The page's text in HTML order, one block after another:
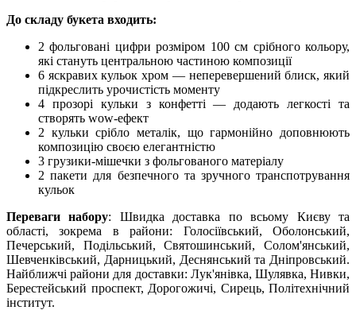
До складу букета входить:
2 фольговані цифри розміром 100 см срібного кольору,
які стануть центральною частиною композиції
6 яскравих кульок хром — неперевершений блиск, який
підкреслить урочистість моменту
4 прозорі кульки з конфетті — додають легкості та
створять wow-ефект
2 кульки срібло металік, що гармонійно доповнюють
композицію своєю елегантністю
3 грузики-мішечки з фольгованого матеріалу
2 пакети для безпечного та зручного транспотрування
кульок
Переваги набору: Швидка доставка по всьому Києву та
області, зокрема в райони: Голосіївський, Оболонський,
Печерський, Подільський, Святошинський, Солом'янський,
Шевченківський, Дарницький, Деснянський та Дніпровський.
Найближчі райони для доставки: Лук'янівка, Шулявка, Нивки,
Берестейський проспект, Дорогожичі, Сирець, Політехнічний
інститут.